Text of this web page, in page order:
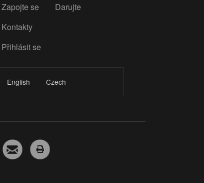
Zapojte se
Darujte
Kontakty
Přihlásit se
English Czech